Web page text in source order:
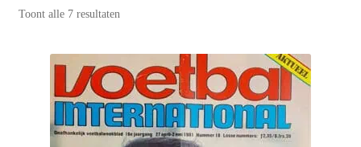
VI’s met Posters
Wie is puntertje
Puntertjes
Toont alle 7 resultaten